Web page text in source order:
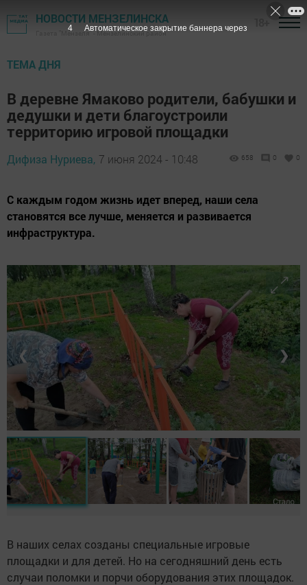
НОВОСТИ МЕНЗЕЛИНСКА
Газета "Мензеля" - Мензелинский район
ТЕМА ДНЯ
В деревне Ямаково родители, бабушки и
дедушки и дети благоустроили
территорию игровой площадки
Дифиза Нуриева, 7 июня 2024 - 10:48 658 0 0
С каждым годом жизнь идет вперед, наши села
становятся все лучше, меняется и развивается
инфраструктура.
❮ ❯
В наших селах созданы специальные игровые
площадки и для детей. Но на сегодняшний день есть
случаи поломки и порчи оборудования этих площадок.
3 Автоматическое закрытие баннера через